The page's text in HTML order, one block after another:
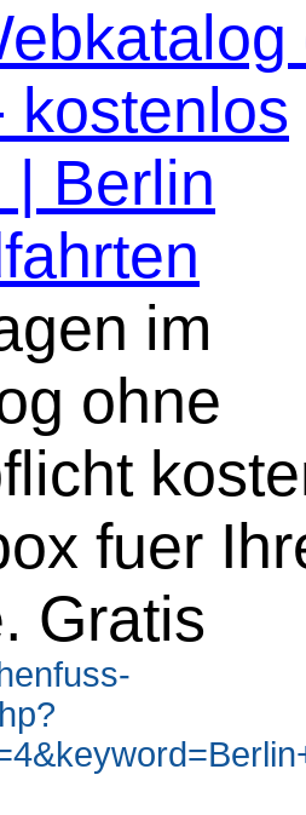
kostenlos
| Berlin
im
ohne
fuer
Gratis